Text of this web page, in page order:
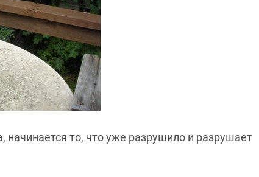
то, что уже разрушило и разрушает